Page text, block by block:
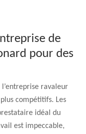
de
pour des
ravaleur
compétitifs. Les
idéal du
est impeccable,